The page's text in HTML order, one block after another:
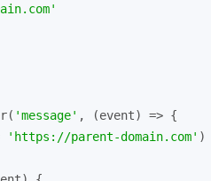
'message' , (event) => {
'https://parent-domain.com' )